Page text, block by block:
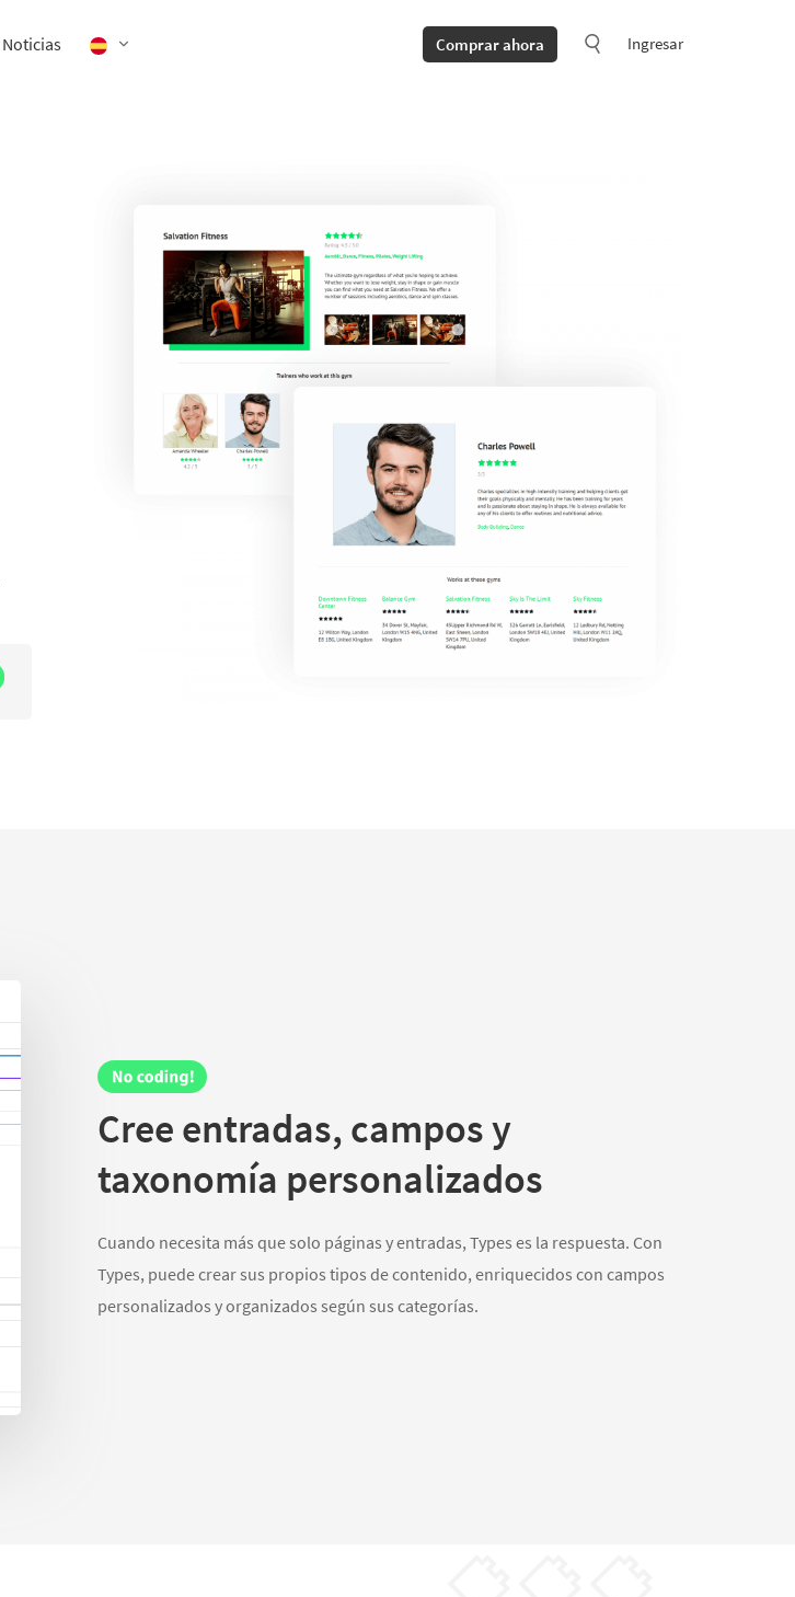
Noticias Comprar ahora Ingresar
Cree entradas, campos y
taxonomía personalizados
Cuando necesita más que solo páginas y entradas, Types es la respuesta. Con
Types, puede crear sus propios tipos de contenido, enriquecidos con campos
personalizados y organizados según sus categorías.